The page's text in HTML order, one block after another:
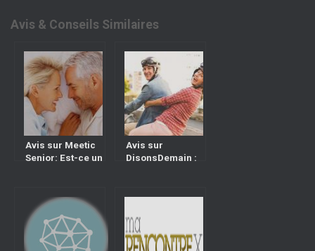
Avis & Conseils Similaires
Avis sur Meetic
Senior: Est-ce un
personne âgée ?
Avis sur
DisonsDemain :
personne âgée ?